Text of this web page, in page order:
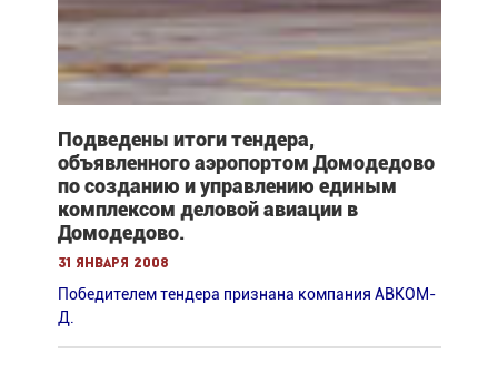
Подведены итоги тендера,
объявленного аэропортом Домодедово
по созданию и управлению единым
комплексом деловой авиации в
Домодедово.
31 января 2008
Победителем тендера признана компания АВКОМ-
Д.